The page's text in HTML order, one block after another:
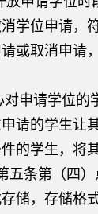
学位申请，
或取消申请
对申请学位
请的学生让
的学生，将
五条第（四
储，存储格